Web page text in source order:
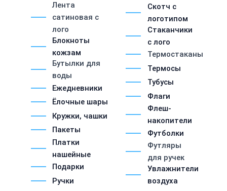
Лента
сатиновая с
лого
Блокноты
кожзам
Бутылки для
воды
Ежедневники
Ёлочные шары
Кружки, чашки
Пакеты
Платки
нашейные
Подарки
Ручки
Скотч с
логотипом
Стаканчики
с лого
Термостаканы
Термосы
Тубусы
Флаги
Флеш-
накопители
Футболки
Футляры
для ручек
Увлажнители
воздуха